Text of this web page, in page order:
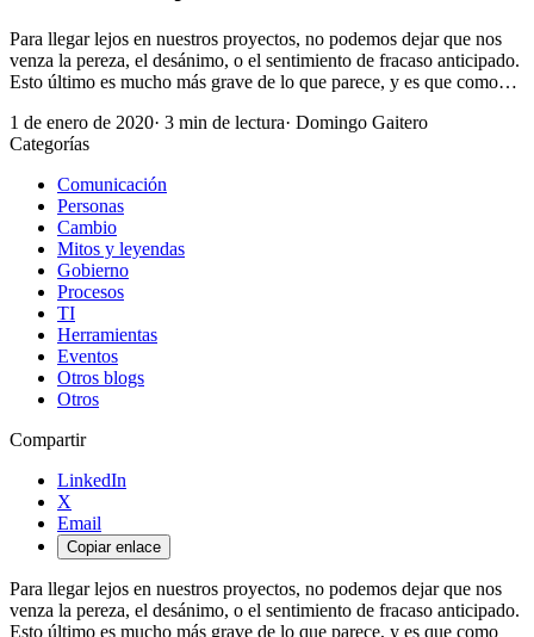
Para llegar lejos en nuestros proyectos, no podemos dejar que nos
venza la pereza, el desánimo, o el sentimiento de fracaso anticipado.
Esto último es mucho más grave de lo que parece, y es que como…
1 de enero de 2020· 3 min de lectura· Domingo Gaitero
Categorías
Comunicación
Personas
Cambio
Mitos y leyendas
Gobierno
Procesos
TI
Herramientas
Eventos
Otros blogs
Otros
Compartir
LinkedIn
X
Email
Copiar enlace
Para llegar lejos en nuestros proyectos, no podemos dejar que nos
venza la pereza, el desánimo, o el sentimiento de fracaso anticipado.
Esto último es mucho más grave de lo que parece, y es que como